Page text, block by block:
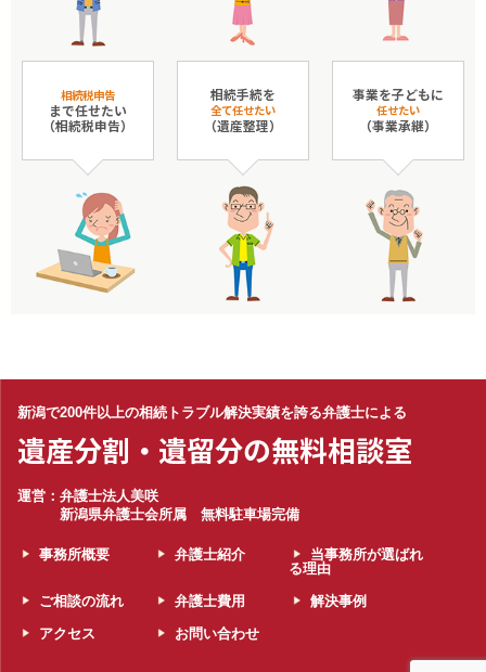
相続税申告
まで任せたい
（相続税申告）
相続手続を
全て任せたい
（遺産整理）
事業を子どもに
任せたい
（事業承継）
新潟で200件以上の相続トラブル解決実績を誇る弁護士による
遺産分割・遺留分の無料相談室
運営：弁護士法人美咲
新潟県弁護士会所属 無料駐車場完備
事務所概要 弁護士紹介
当事務所が選ばれ
る理由
ご相談の流れ
弁護士費用
解決事例
アクセス
お問い合わせ